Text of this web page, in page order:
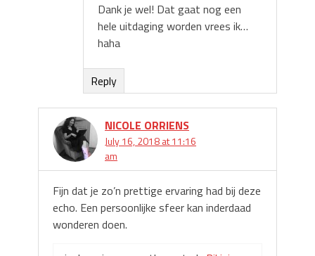
Dank je wel! Dat gaat nog een
hele uitdaging worden vrees ik…
haha
Reply
NICOLE ORRIENS
July 16, 2018 at 11:16
am
Fijn dat je zo’n prettige ervaring had bij deze
echo. Een persoonlijke sfeer kan inderdaad
wonderen doen.